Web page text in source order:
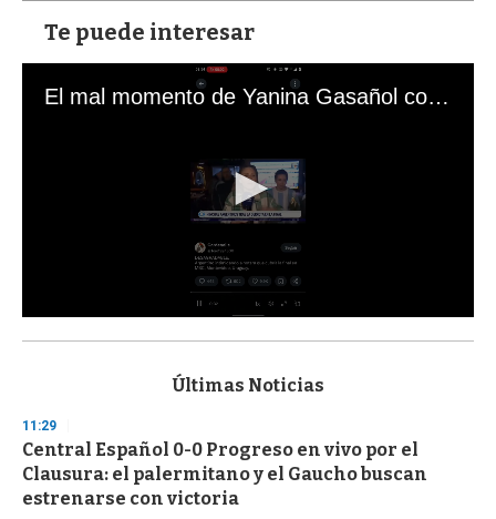
Te puede interesar
El mal momento de Yanina Gasañol con un hincha argentino en "Subrayado"
s
d
s
o
f
3
Últimas Noticias
11:29
Central Español 0-0 Progreso en vivo por el
Clausura: el palermitano y el Gaucho buscan
estrenarse con victoria